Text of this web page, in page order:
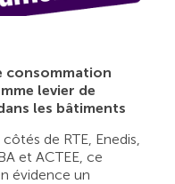
consommation
levier de
les bâtiments
de RTE, Enedis,
et ACTEE, ce
évidence un